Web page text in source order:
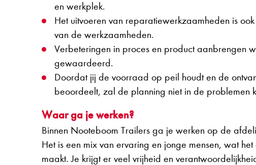
en werkplek.
Het uitvoeren van reparatiewerkzaamheden is
van de werkzaamheden.
Verbeteringen in proces en product aanbrengen
gewaardeerd.
Doordat jij de voorraad op peil houdt en de
beoordeelt, zal de planning niet in de problemen
Waar ga je werken?
Binnen Nooteboom Trailers ga je werken op de
Het is een mix van ervaring en jonge mensen, wat
maakt. Je krijgt er veel vrijheid en